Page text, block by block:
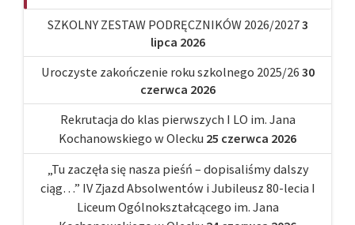
SZKOLNY ZESTAW PODRĘCZNIKÓW 2026/20273
lipca 2026
Uroczyste zakończenie roku szkolnego 2025/26 30
czerwca 2026
Rekrutacja do klas pierwszych I LO im. Jana
Kochanowskiego w Olecku 25 czerwca 2026
„Tu zaczęła się nasza pieśń – dopisaliśmy dalszy
ciąg…” IV Zjazd Absolwentów i Jubileusz 80-lecia I
Liceum Ogólnokształcącego im. Jana